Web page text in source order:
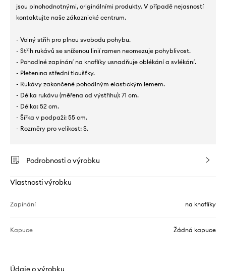
jsou plnohodnotnými, originálními produkty. V případě nejasností
kontaktujte naše zákaznické centrum.
- Volný střih pro plnou svobodu pohybu.
- Střih rukávů se sníženou linií ramen neomezuje pohyblivost.
- Pohodlné zapínání na knoflíky usnadňuje oblékání a svlékání.
- Pletenina střední tloušťky.
- Rukávy zakončené pohodlným elastickým lemem.
- Délka rukávu (měřena od výstřihu): 71 cm.
- Délka: 52 cm.
- Šířka v podpaží: 55 cm.
- Rozměry pro velikost: S.
Podrobnosti o výrobku
Vlastnosti výrobku
Zapínání na knoflíky
Kapuce Žádná kapuce
Údaje o výrobku